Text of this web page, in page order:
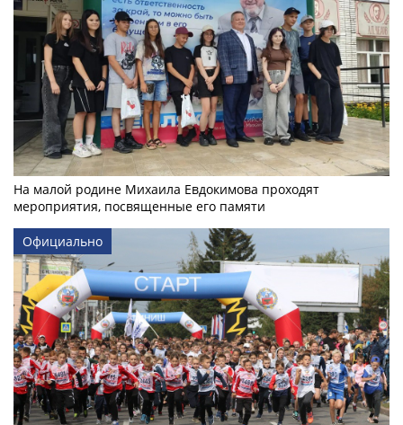
На малой родине Михаила Евдокимова проходят
мероприятия, посвященные его памяти
Официально